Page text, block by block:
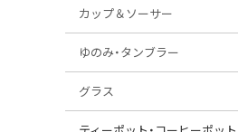
カップ＆ソーサー
ゆのみ・タンブラー
グラス